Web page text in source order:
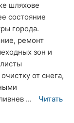
шляхове
состояние
города.
ремонт
зон и
от снега,
...
Читать